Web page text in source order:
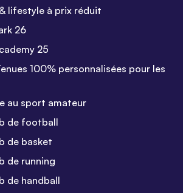
lifestyle à prix réduit
26
25
100% personnalisées pour les
au sport amateur
de football
de basket
de running
de handball